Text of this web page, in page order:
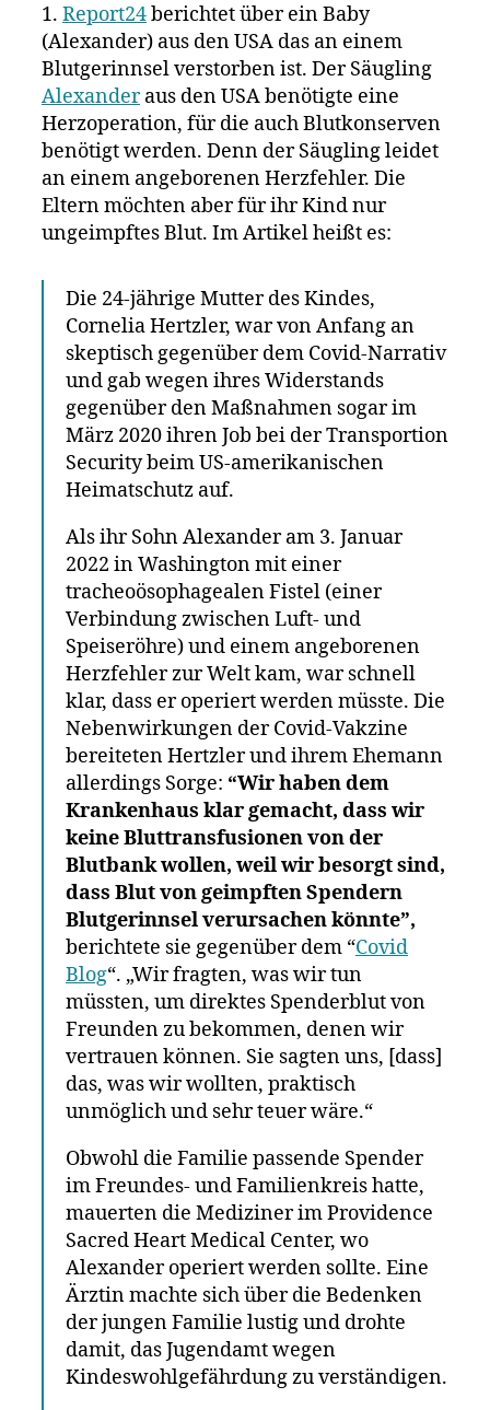
1. Report24berichtet über ein Baby
(Alexander) aus den USA das an einem
Blutgerinnsel verstorben ist. Der Säugling
Alexanderaus den USA benötigte eine
Herzoperation, für die auch Blutkonserven
benötigt werden. Denn der Säugling leidet
an einem angeborenen Herzfehler. Die
Eltern möchten aber für ihr Kind nur
ungeimpftes Blut. Im Artikel heißt es:
Die 24-jährige Mutter des Kindes,
Cornelia Hertzler, war von Anfang an
skeptisch gegenüber dem Covid-Narrativ
und gab wegen ihres Widerstands
gegenüber den Maßnahmen sogar im
März 2020 ihren Job bei der Transportion
Security beim US-amerikanischen
Heimatschutz auf.
Als ihr Sohn Alexander am 3. Januar
2022 in Washington mit einer
tracheoösophagealen Fistel (einer
Verbindung zwischen Luft- und
Speiseröhre) und einem angeborenen
Herzfehler zur Welt kam, war schnell
klar, dass er operiert werden müsste. Die
Nebenwirkungen der Covid-Vakzine
bereiteten Hertzler und ihrem Ehemann
allerdings Sorge: “Wir haben dem
Krankenhaus klar gemacht, dass wir
keine Bluttransfusionen von der
Blutbank wollen, weil wir besorgt sind,
dass Blut von geimpften Spendern
Blutgerinnsel verursachen könnte”,
berichtete sie gegenüber dem “Covid
Blog“. „Wir fragten, was wir tun
müssten, um direktes Spenderblut von
Freunden zu bekommen, denen wir
vertrauen können. Sie sagten uns, [dass]
das, was wir wollten, praktisch
unmöglich und sehr teuer wäre.“
Obwohl die Familie passende Spender
im Freundes- und Familienkreis hatte,
mauerten die Mediziner im Providence
Sacred Heart Medical Center, wo
Alexander operiert werden sollte. Eine
Ärztin machte sich über die Bedenken
der jungen Familie lustig und drohte
damit, das Jugendamt wegen
Kindeswohlgefährdung zu verständigen.